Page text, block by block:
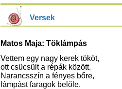
Versek
Matos Maja: Töklámpás
Vettem egy nagy kerek tököt,
ott csücsült a répák között.
Narancsszín a fényes bőre,
lámpást faragok belőle.